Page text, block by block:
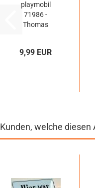
playmobil
71986 -
Thomas
9,99 EUR
Kunden, welche